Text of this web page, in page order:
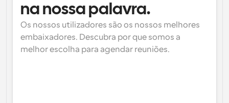
na nossa palavra.
Os nossos utilizadores são os nossos melhores
embaixadores. Descubra por que somos a
melhor escolha para agendar reuniões.